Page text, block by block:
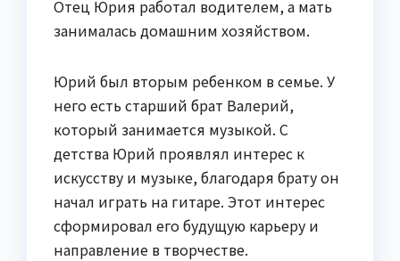
Отец Юрия работал водителем, а мать
занималась домашним хозяйством.
Юрий был вторым ребенком в семье. У
него есть старший брат Валерий,
который занимается музыкой. С
детства Юрий проявлял интерес к
искусству и музыке, благодаря брату он
начал играть на гитаре. Этот интерес
сформировал его будущую карьеру и
направление в творчестве.